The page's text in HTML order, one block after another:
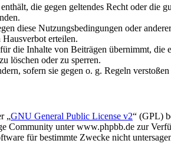
die gegen geltendes Recht oder die
diese Nutzungsbedingungen oder
erteilen.
die Inhalte von Beiträgen übernimmt,
löschen oder zu sperren.
sofern sie gegen o. g. Regeln
„GNU General Public License v2“ (GPL)
Community unter www.phpbb.de zur
für bestimmte Zwecke nicht